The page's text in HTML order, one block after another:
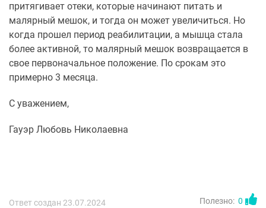
притягивает отеки, которые начинают питать и
малярный мешок, и тогда он может увеличиться. Но
когда прошел период реабилитации, а мышца стала
более активной, то малярный мешок возвращается в
свое первоначальное положение. По срокам это
примерно 3 месяца.
С уважением,
Гауэр Любовь Николаевна
Ответ создан 23.07.2024 Полезно: 0